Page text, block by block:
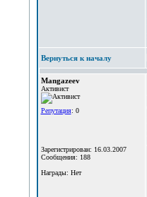
Вернуться к началу
Mangazeev
Активист
Репутация: 0
Зарегистрирован: 16.03.2007
Сообщения: 188
Награды: Нет